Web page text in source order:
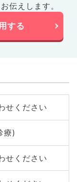
伝えします。
する
せください
療)
せください